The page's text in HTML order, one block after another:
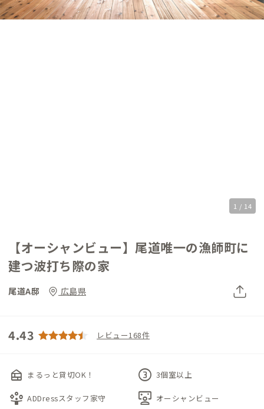
1 / 14
【オーシャンビュー】尾道唯一の漁師町に
建つ波打ち際の家
尾道A邸 広島県
4.43 レビュー168件
nest_multi_room まるっと貸切OK！ counter_3 3個室以上
person_play ADDressスタッフ家守 interactive_space オーシャンビュー